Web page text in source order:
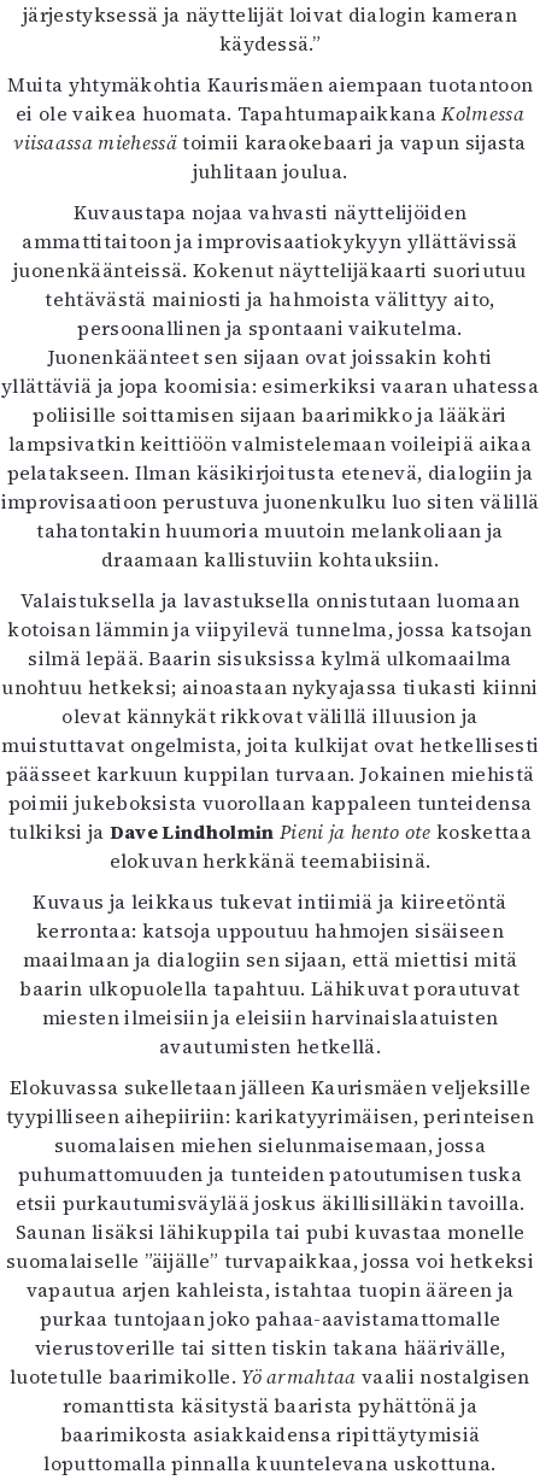
järjestyksessä ja näyttelijät loivat dialogin kameran
käydessä.”
Muita yhtymäkohtia Kaurismäen aiempaan tuotantoon
ei ole vaikea huomata. TapahtumapaikkanaKolmessa
viisaassa miehessätoimii karaokebaari ja vapun sijasta
juhlitaan joulua.
Kuvaustapa nojaa vahvasti näyttelijöiden
ammattitaitoon ja improvisaatiokykyyn yllättävissä
juonenkäänteissä. Kokenut näyttelijäkaarti suoriutuu
tehtävästä mainiosti ja hahmoista välittyy aito,
persoonallinen ja spontaani vaikutelma.
Juonenkäänteet sen sijaan ovat joissakin kohti
yllättäviä ja jopa koomisia: esimerkiksi vaaran uhatessa
poliisille soittamisen sijaan baarimikko ja lääkäri
lampsivatkin keittiöön valmistelemaan voileipiä aikaa
pelatakseen. Ilman käsikirjoitusta etenevä, dialogiin ja
improvisaatioon perustuva juonenkulku luo siten välillä
tahatontakin huumoria muutoin melankoliaan ja
draamaan kallistuviin kohtauksiin.
Valaistuksella ja lavastuksella onnistutaan luomaan
kotoisan lämmin ja viipyilevä tunnelma, jossa katsojan
silmä lepää. Baarin sisuksissa kylmä ulkomaailma
unohtuu hetkeksi; ainoastaan nykyajassa tiukasti kiinni
olevat kännykät rikkovat välillä illuusion ja
muistuttavat ongelmista, joita kulkijat ovat hetkellisesti
päässeet karkuun kuppilan turvaan. Jokainen miehistä
poimii jukeboksista vuorollaan kappaleen tunteidensa
tulkiksi ja Dave Lindholmin Pieni ja hento ote koskettaa
elokuvan herkkänä teemabiisinä.
Kuvaus ja leikkaus tukevat intiimiä ja kiireetöntä
kerrontaa: katsoja uppoutuu hahmojen sisäiseen
maailmaan ja dialogiin sen sijaan, että miettisi mitä
baarin ulkopuolella tapahtuu. Lähikuvat porautuvat
miesten ilmeisiin ja eleisiin harvinaislaatuisten
avautumisten hetkellä.
Elokuvassa sukelletaan jälleen Kaurismäen veljeksille
tyypilliseen aihepiiriin: karikatyyrimäisen, perinteisen
suomalaisen miehen sielunmaisemaan, jossa
puhumattomuuden ja tunteiden patoutumisen tuska
etsii purkautumisväylää joskus äkillisilläkin tavoilla.
Saunan lisäksi lähikuppila tai pubi kuvastaa monelle
suomalaiselle ”äijälle” turvapaikkaa, jossa voi hetkeksi
vapautua arjen kahleista, istahtaa tuopin ääreen ja
purkaa tuntojaan joko pahaa-aavistamattomalle
vierustoverille tai sitten tiskin takana häärivälle,
luotetulle baarimikolle. Yö armahtaa vaalii nostalgisen
romanttista käsitystä baarista pyhättönä ja
baarimikosta asiakkaidensa ripittäytymisiä
loputtomalla pinnalla kuuntelevana uskottuna.